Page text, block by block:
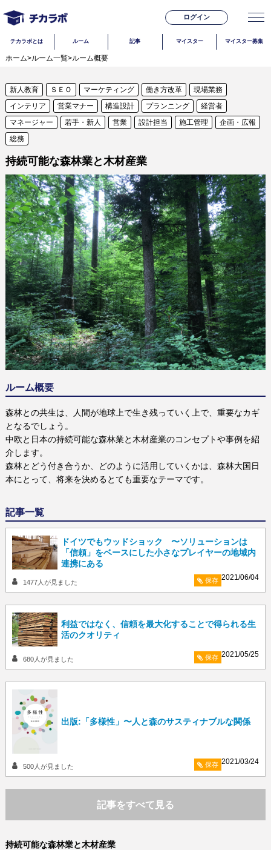
ログイン
チカラボとは ルーム 記事 マイスター マイスター募集
ホーム>ルーム一覧>ルーム概要
新人教育 ＳＥＯ マーケティング 働き方改革
現場業務
インテリア
営業マナー 構造設計 プランニング
経営者
マネージャー
若手・新人 営業 設計担当 施工管理
企画・広報
総務
持続可能な森林業と木材産業
ルーム概要
森林との共生は、人間が地球上で生き残っていく上で、重要なカギ
となるでしょう。
中欧と日本の持続可能な森林業と木材産業のコンセプトや事例を紹
介します。
森林とどう付き合うか、どのように活用していくかは、森林大国日
本にとって、将来を決めるとても重要なテーマです。
記事一覧
ドイツでもウッドショック 〜ソリューションは
「信頼」をベースにした小さなプレイヤーの地域内
連携にある
2021/06/04
1477 人が見ました 保存
利益ではなく、信頼を最大化することで得られる生
活のクオリティ
2021/05/25
680 人が見ました 保存
出版:「多様性」〜人と森のサスティナブルな関係
2021/03/24
500 人が見ました 保存
記事をすべて見る
持続可能な森林業と木材産業